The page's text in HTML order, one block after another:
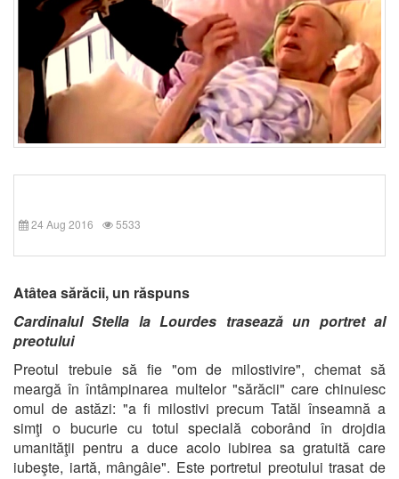
24 Aug 2016 5533
Atâtea sărăcii, un răspuns
Cardinalul Stella la Lourdes trasează un portret al
preotului
Preotul trebuie să fie "om de milostivire", chemat să
meargă în întâmpinarea multelor "sărăcii" care chinuiesc
omul de astăzi: "a fi milostivi precum Tatăl înseamnă a
simţi o bucurie cu totul specială coborând în drojdia
umanităţii pentru a duce acolo iubirea sa gratuită care
iubeşte, iartă, mângâie". Este portretul preotului trasat de